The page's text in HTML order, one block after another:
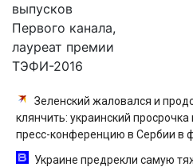
выпусков
Первого канала,
лауреат премии
ТЭФИ-2016
Зеленский жаловался и
клянчить: украинский просрочка
пресс-конференцию в Сербии в
Украине предрекли самую